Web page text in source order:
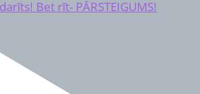
Bet rīt- PĀRSTEIGUMS!